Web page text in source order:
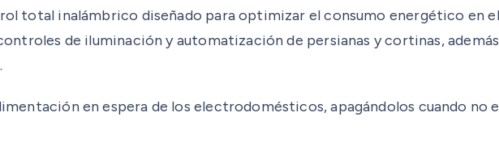
total inalámbrico diseñado para optimizar el consumo energético en
de iluminación y automatización de persianas y cortinas,
en espera de los electrodomésticos, apagándolos cuando no